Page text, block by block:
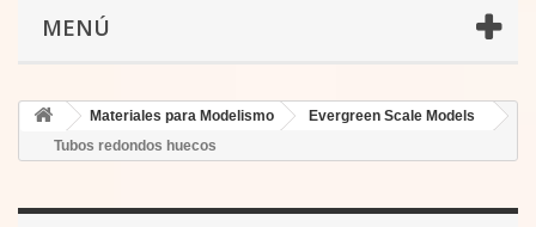
MENÚ
Materiales para Modelismo
Evergreen Scale Models
Tubos redondos huecos